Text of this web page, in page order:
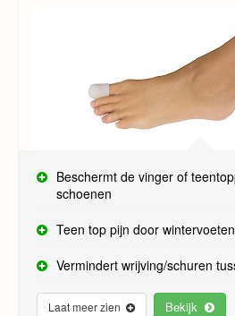
Beschermt de vinger of
schoenen
Teen top pijn door
Vermindert wrijving/schuren
Laat meer zien Bekijk